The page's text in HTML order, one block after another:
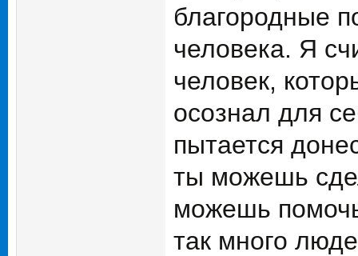
благородные
человека. Я
человек,
осознал для
пытается
ты можешь
можешь
так много